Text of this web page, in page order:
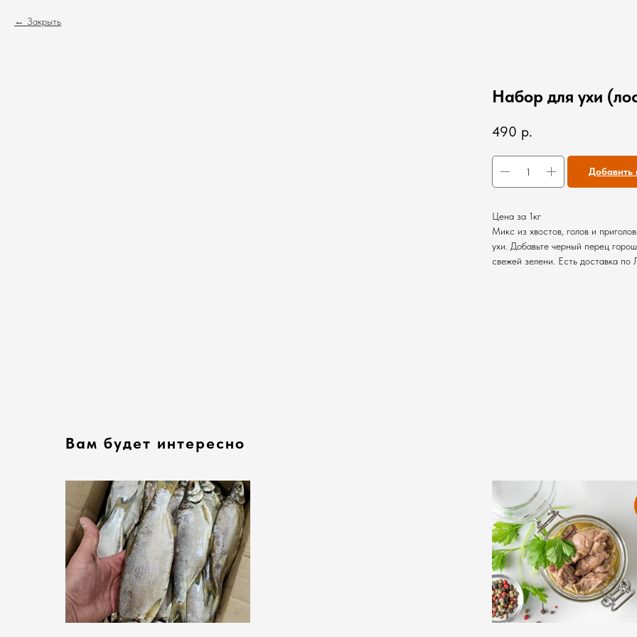
Закрыть
Набор для ухи
490 р.
Добавить
Цена за 1кг
Микс из хвостов, голов и
ухи. Добавьте черный перец
свежей зелени. Есть доставка по
Вам будет интересно